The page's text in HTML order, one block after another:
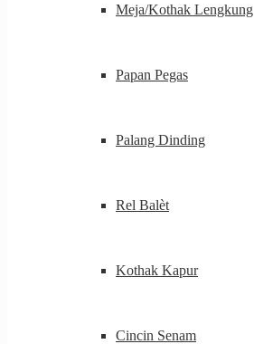
Meja/Kothak Lengkung
Papan Pegas
Palang Dinding
Rel Balèt
Kothak Kapur
Cincin Senam